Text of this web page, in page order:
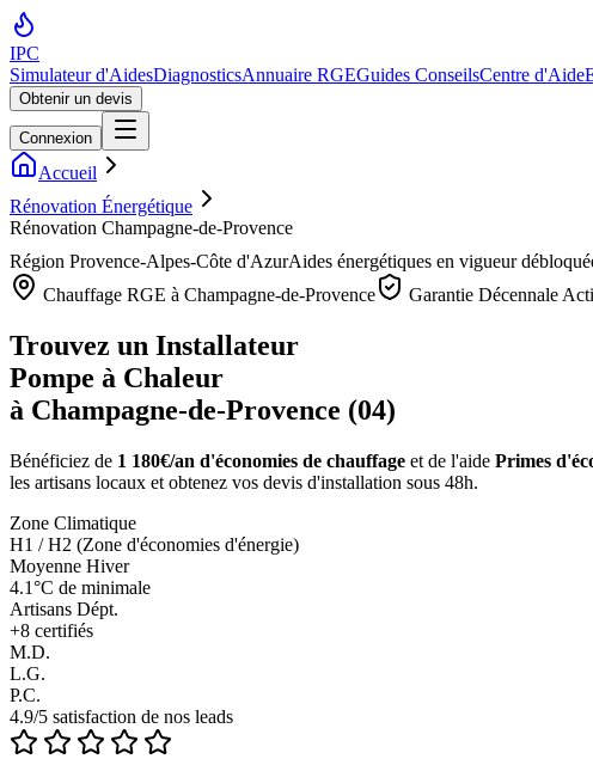
IPC
Simulateur d'AidesDiagnosticsAnnuaire RGEGuides ConseilsCentre d'Aide
Obtenir un devis
Connexion
Accueil
Rénovation Énergétique
Rénovation Champagne-de-Provence
Région Provence-Alpes-Côte d'AzurAides énergétiques en vigueur
Chauffage RGE à Champagne-de-Provence Garantie Décennale
Trouvez un Installateur
Pompe à Chaleur
à Champagne-de-Provence (04)
Bénéficiez de 1 180€/an d'économies de chauffage et de l'aide Primes
les artisans locaux et obtenez vos devis d'installation sous 48h.
Zone Climatique
H1 / H2 (Zone d'économies d'énergie)
Moyenne Hiver
4.1°C de minimale
Artisans Dépt.
+8 certifiés
M.D.
L.G.
P.C.
4.9/5 satisfaction de nos leads